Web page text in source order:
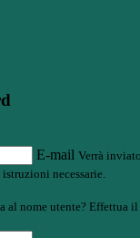
E-mail Verrà
necessarie.
al nome utente? Effettua il